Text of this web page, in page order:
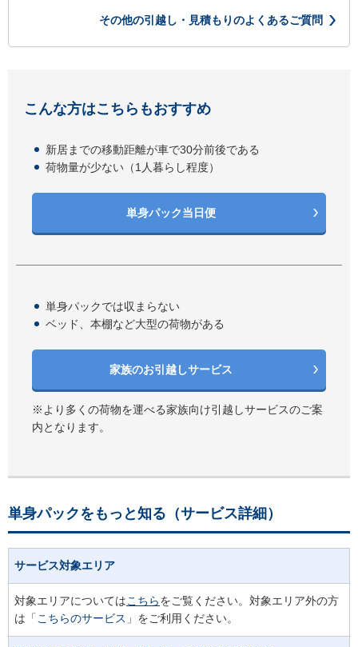
その他の引越し・見積もりのよくあるご質問
こんな方はこちらもおすすめ
新居までの移動距離が車で30分前後である
荷物量が少ない（1人暮らし程度）
単身パック当日便
単身パックでは収まらない
ベッド、本棚など大型の荷物がある
家族のお引越しサービス
※より多くの荷物を運べる家族向け引越しサービスのご案
内となります。
単身パックをもっと知る（サービス詳細）
サービス対象エリア
対象エリアについてはこちらをご覧ください。対象エリア外の方
は「こちらのサービス 」をご利用ください。